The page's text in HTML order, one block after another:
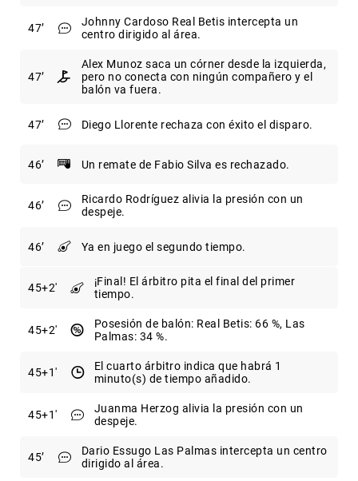
47
Johnny Cardoso Real Betis intercepta un
centro dirigido al área.
47
Alex Munoz saca un córner desde la izquierda,
pero no conecta con ningún compañero y el
balón va fuera.
47 Diego Llorente rechaza con éxito el disparo.
46 Un remate de Fabio Silva es rechazado.
46
Ricardo Rodríguez alivia la presión con un
despeje.
46 Ya en juego el segundo tiempo.
45+2
¡Final! El árbitro pita el final del primer
tiempo.
45+2
Posesión de balón: Real Betis: 66 %, Las
Palmas: 34 %.
45+1
El cuarto árbitro indica que habrá 1
minuto(s) de tiempo añadido.
45+1
Juanma Herzog alivia la presión con un
despeje.
45
Dario Essugo Las Palmas intercepta un centro
dirigido al área.